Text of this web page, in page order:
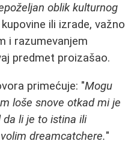
oblik kulturnog
ili izrade, važno
i razumevanjem
predmet proizašao.
primećuje: "Mogu
loše snove otkad mi je
da li je to istina ili
dreamcatchere."